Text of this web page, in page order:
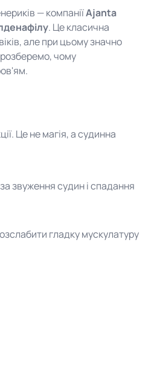
— компаніїAjanta
. Це класична
але при цьому значно
чому
Це не магія, а судинна
звуження судин і спадання
гладку мускулатуру